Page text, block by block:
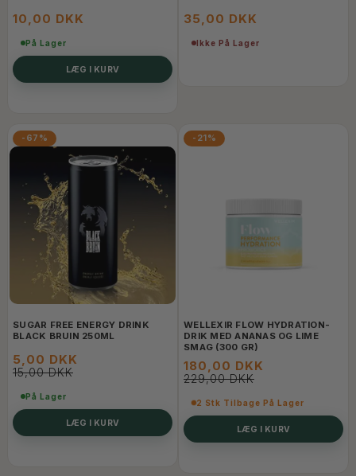
10,00 DKK
På Lager
LÆG I KURV
35,00 DKK
Ikke På Lager
-67%
SUGAR FREE ENERGY DRINK
BLACK BRUIN 250ML
5,00 DKK
15,00 DKK
På Lager
LÆG I KURV
-21%
WELLEXIR FLOW HYDRATION-
DRIK MED ANANAS OG LIME
SMAG (300 GR)
180,00 DKK
229,00 DKK
2 Stk Tilbage På Lager
LÆG I KURV